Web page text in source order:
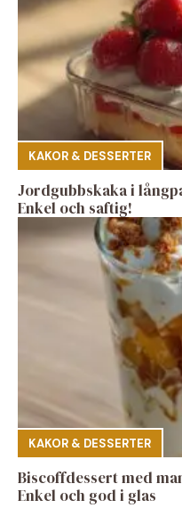
KAKOR & DESSERTER
Jordgubbskaka i
Enkel och saftig!
KAKOR & DESSERTER
Biscoffdessert med
Enkel och god i glas